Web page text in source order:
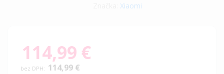
Xiaomi
114,99 €
114,99 €